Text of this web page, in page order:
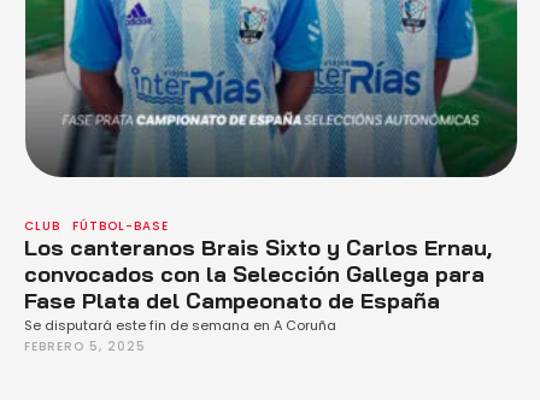
CLUB FÚTBOL-BASE
Los canteranos Brais Sixto y Carlos Ernau,
convocados con la Selección Gallega para
Fase Plata del Campeonato de España
Se disputará este fin de semana en A Coruña
FEBRERO 5, 2025